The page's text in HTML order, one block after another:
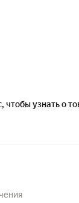
чтобы узнать о